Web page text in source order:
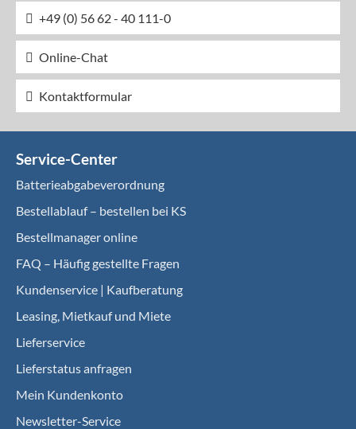
+49 (0) 56 62 - 40 111-0
Online-Chat
Kontaktformular
Service-Center
Batterieabgabeverordnung
Bestellablauf – bestellen bei KS
Bestellmanager online
FAQ – Häufig gestellte Fragen
Kundenservice | Kaufberatung
Leasing, Mietkauf und Miete
Lieferservice
Lieferstatus anfragen
Mein Kundenkonto
Newsletter-Service